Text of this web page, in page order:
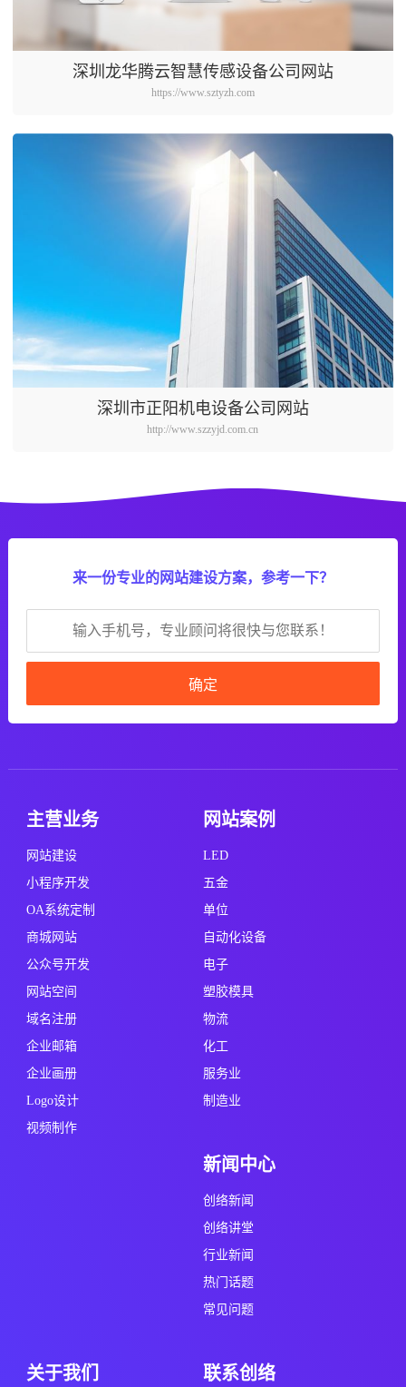
深圳龙华腾云智慧传感设备公司网站
https://www.sztyzh.com
深圳市正阳机电设备公司网站
http://www.szzyjd.com.cn
来一份专业的网站建设方案，参考一下？
确定
主营业务
网站建设
小程序开发
OA系统定制
商城网站
公众号开发
网站空间
域名注册
企业邮箱
企业画册
Logo设计
视频制作
网站案例
LED
五金
单位
自动化设备
电子
塑胶模具
物流
化工
服务业
制造业
新闻中心
创络新闻
创络讲堂
行业新闻
热门话题
常见问题
关于我们 联系创络